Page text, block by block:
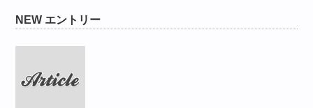
NEW エントリー